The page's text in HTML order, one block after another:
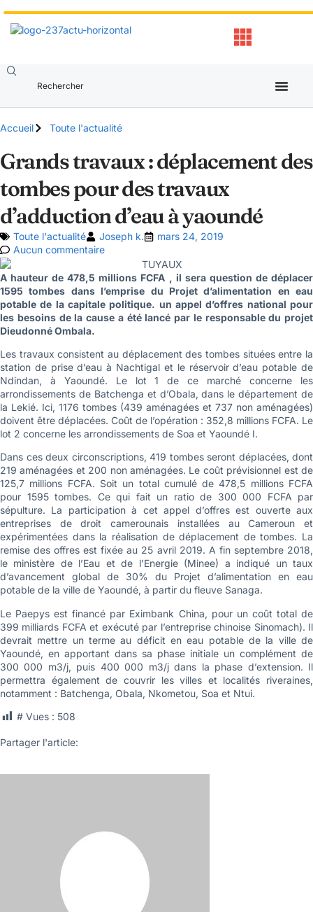
Accueil Toute l'actualité
Grands travaux : déplacement des
tombes pour des travaux
d’adduction d’eau à yaoundé
Toute l'actualité Joseph k.
mars 24, 2019
Aucun commentaire
A hauteur de 478,5 millions FCFA , il sera question de déplacer
1595 tombes dans l’emprise du Projet d’alimentation en eau
potable de la capitale politique. un appel d’offres national pour
les besoins de la cause a été lancé par le responsable du projet
Dieudonné Ombala.
Les travaux consistent au déplacement des tombes situées entre la
station de prise d’eau à Nachtigal et le réservoir d’eau potable de
Ndindan, à Yaoundé. Le lot 1 de ce marché concerne les
arrondissements de Batchenga et d’Obala, dans le département de
la Lekié. Ici, 1176 tombes (439 aménagées et 737 non aménagées)
doivent être déplacées. Coût de l’opération : 352,8 millions FCFA. Le
lot 2 concerne les arrondissements de Soa et Yaoundé I.
Dans ces deux circonscriptions, 419 tombes seront déplacées, dont
219 aménagées et 200 non aménagées. Le coût prévisionnel est de
125,7 millions FCFA. Soit un total cumulé de 478,5 millions FCFA
pour 1595 tombes. Ce qui fait un ratio de 300 000 FCFA par
sépulture. La participation à cet appel d’offres est ouverte aux
entreprises de droit camerounais installées au Cameroun et
expérimentées dans la réalisation de déplacement de tombes. La
remise des offres est fixée au 25 avril 2019. A fin septembre 2018,
le ministère de l’Eau et de l’Energie (Minee) a indiqué un taux
d’avancement global de 30% du Projet d’alimentation en eau
potable de la ville de Yaoundé, à partir du fleuve Sanaga.
Le Paepys est financé par Eximbank China, pour un coût total de
399 milliards FCFA et exécuté par l’entreprise chinoise Sinomach). Il
devrait mettre un terme au déficit en eau potable de la ville de
Yaoundé, en apportant dans sa phase initiale un complément de
300 000 m3/j, puis 400 000 m3/j dans la phase d’extension. Il
permettra également de couvrir les villes et localités riveraines,
notamment : Batchenga, Obala, Nkometou, Soa et Ntui.
# Vues : 508
Partager l'article: